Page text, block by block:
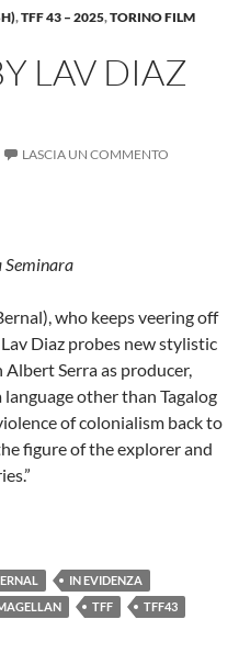
,TFF 43 – 2025,TORINO FILM
LAV DIAZ
LASCIA UN COMMENTO
Seminara
who keeps veering off
Diaz probes new stylistic
Serra as producer,
other than Tagalog
of colonialism back to
figure of the explorer and
BY LAV DIAZ (ENG)
IN EVIDENZA
TFF
TFF43